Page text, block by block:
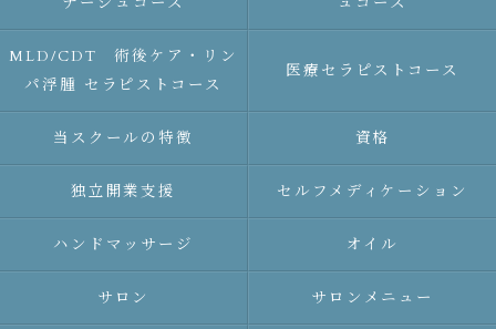
MLD/CDT 術後ケア・リン
パ浮腫 セラピストコース
医療セラピストコース
当スクールの特徴 資格
独立開業支援 セルフメディケーション
ハンドマッサージ オイル
サロン サロンメニュー